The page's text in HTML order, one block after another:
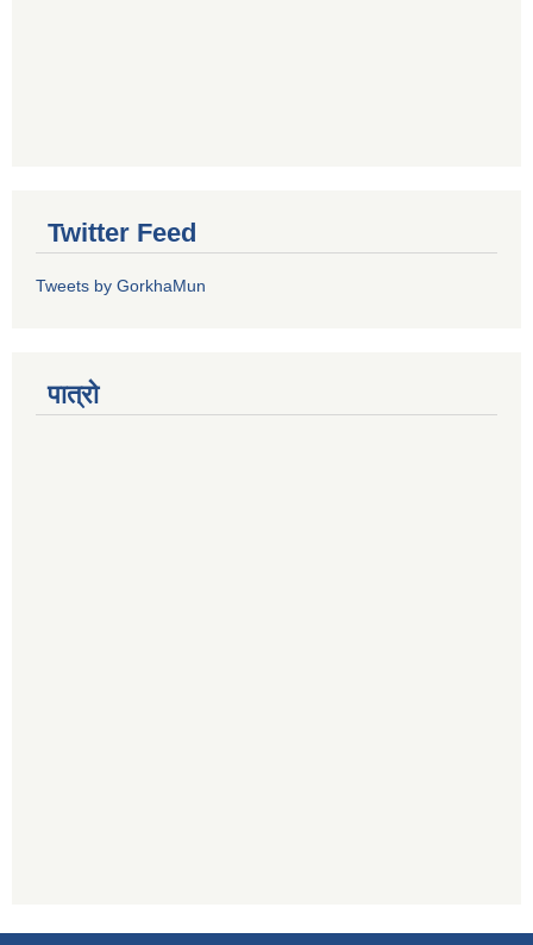
Twitter Feed
Tweets by GorkhaMun
पात्रो